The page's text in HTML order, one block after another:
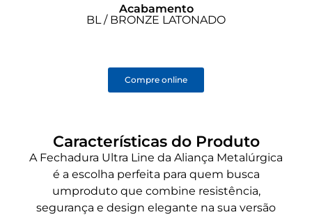
Acabamento
BL / BRONZE LATONADO
Compre online
Características do Produto
A Fechadura Ultra Line da Aliança Metalúrgica
é a escolha perfeita para quem busca
umproduto que combine resistência,
segurança e design elegante na sua versão